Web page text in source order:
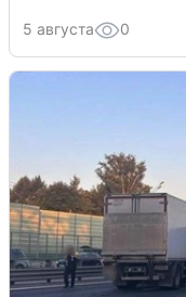
5 августа 0